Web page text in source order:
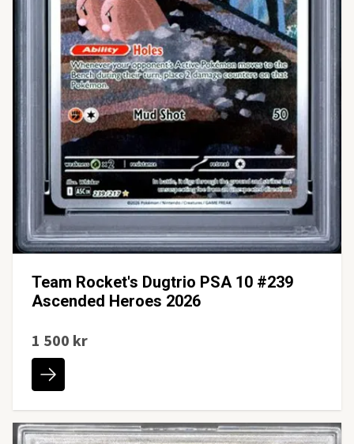
Team Rocket's Dugtrio PSA 10 #239
Ascended Heroes 2026
1 500 kr